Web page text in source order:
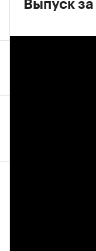
Выпуск